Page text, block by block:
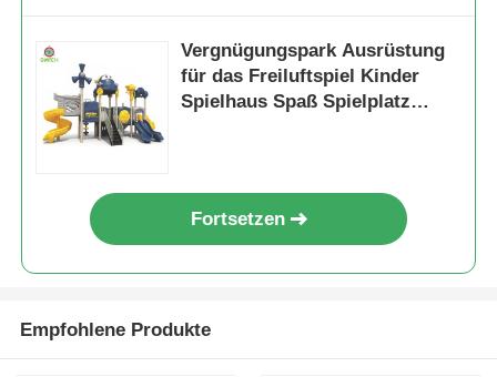
Vergnügungspark Ausrüstung
für das Freiluftspiel Kinder
Spielhaus Spaß Spielplatz
Fortsetzen
Empfohlene Produkte